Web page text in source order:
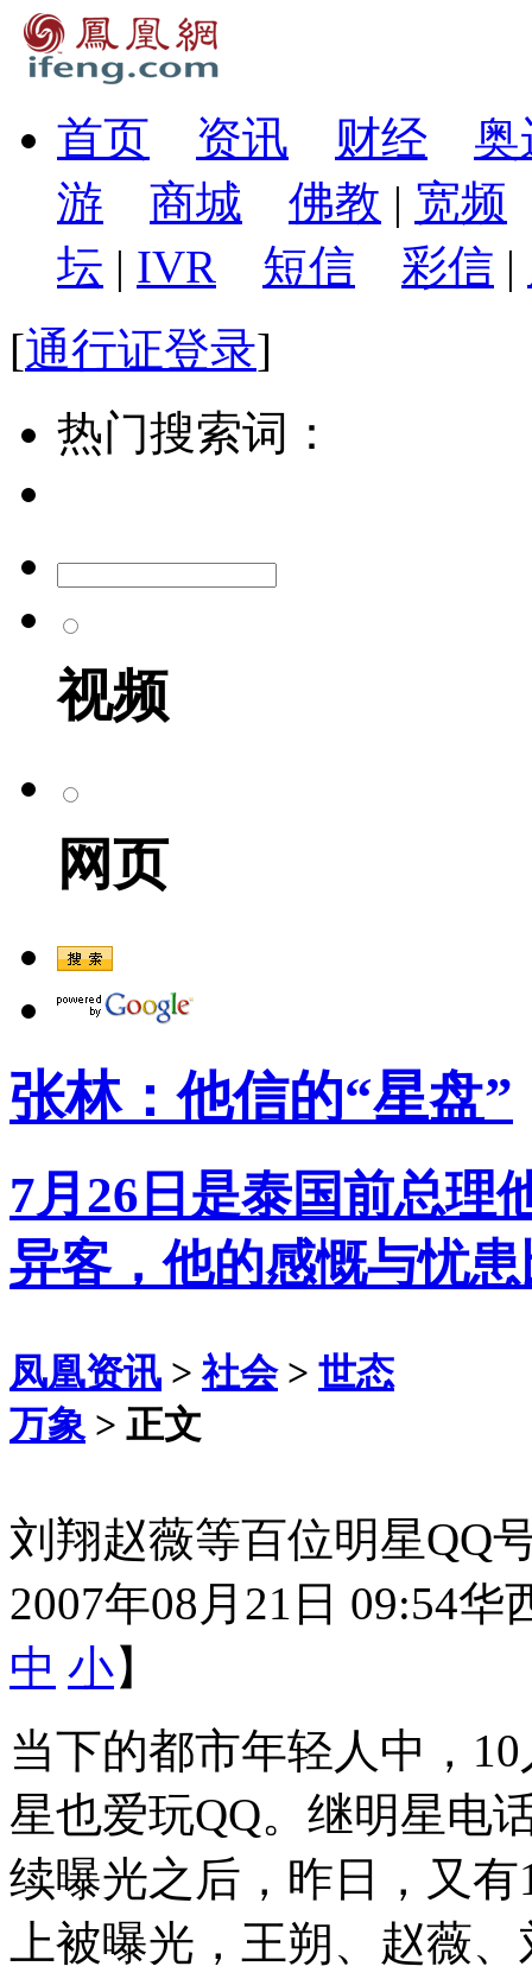
首页 资讯 财经
奥
游
商城 佛教 | 宽频
坛 | IVR 短信 彩信 |
[通行证登录]
热门搜索词：
视频
网页
张林：他信的“星盘”
7月26日是泰国前总理
异客，他的感慨与忧
凤凰资讯 >社会> 世态
万象 > 正文
刘翔赵薇等百位明星QQ
2007年08月21日 09:54华
中 小】
当下的都市年轻人中，
星也爱玩QQ。继明星电
续曝光之后，昨日，又
上被曝光，王朔、赵薇